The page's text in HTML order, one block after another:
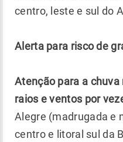
centro, leste e sul do
Alerta para risco de
Atenção para a
raios e ventos por
Alegre (madrugada e
centro e litoral sul da